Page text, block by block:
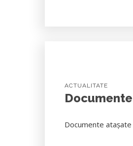
ACTUALITATE
Documente